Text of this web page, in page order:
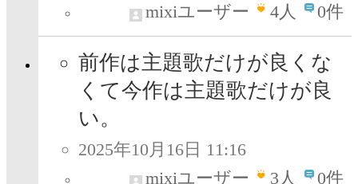
mixiユーザー
4人 0件
前作は主題歌だけが良くな
くて今作は主題歌だけが良
い。
2025年10月16日 11:16
mixiユーザー
3人 0件